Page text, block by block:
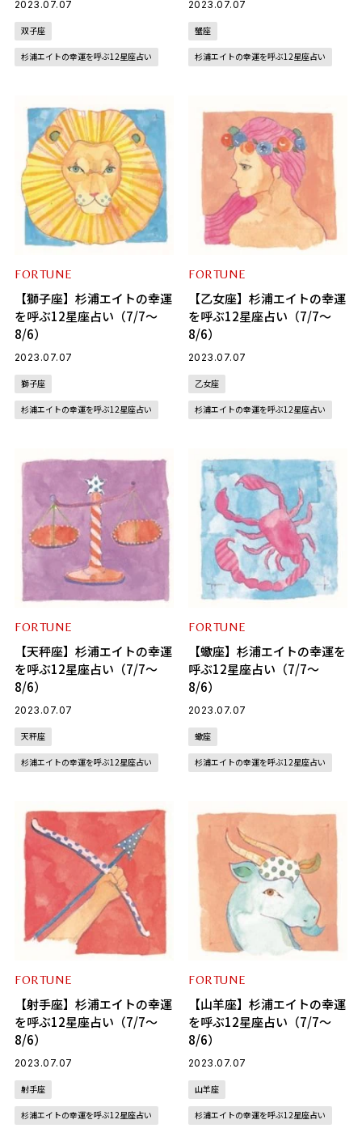
2023.07.07
双子座
杉浦エイトの幸運を呼ぶ12星座占い
2023.07.07
蟹座
杉浦エイトの幸運を呼ぶ12星座占い
FORTUNE
【獅子座】杉浦エイトの幸運
を呼ぶ12星座占い（7/7～
8/6）
2023.07.07
獅子座
杉浦エイトの幸運を呼ぶ12星座占い
FORTUNE
【乙女座】杉浦エイトの幸運
を呼ぶ12星座占い（7/7～
8/6）
2023.07.07
乙女座
杉浦エイトの幸運を呼ぶ12星座占い
FORTUNE
【天秤座】杉浦エイトの幸運
を呼ぶ12星座占い（7/7～
8/6）
2023.07.07
天秤座
杉浦エイトの幸運を呼ぶ12星座占い
FORTUNE
【蠍座】杉浦エイトの幸運を
呼ぶ12星座占い（7/7～
8/6）
2023.07.07
蠍座
杉浦エイトの幸運を呼ぶ12星座占い
FORTUNE
【射手座】杉浦エイトの幸運
を呼ぶ12星座占い（7/7～
8/6）
2023.07.07
射手座
杉浦エイトの幸運を呼ぶ12星座占い
FORTUNE
【山羊座】杉浦エイトの幸運
を呼ぶ12星座占い（7/7～
8/6）
2023.07.07
山羊座
杉浦エイトの幸運を呼ぶ12星座占い